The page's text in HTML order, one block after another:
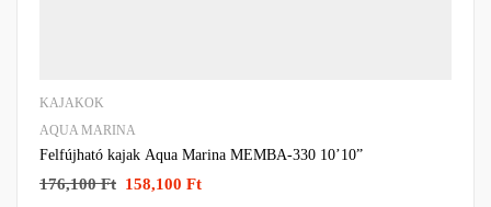
KAJAKOK
AQUA MARINA
Felfújható kajak Aqua Marina MEMBA-330 10’10”
176,100Ft 158,100 Ft